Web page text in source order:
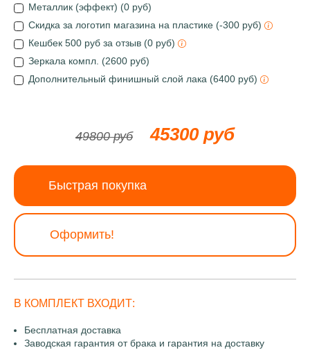
Металлик (эффект) (0 руб)
Скидка за логотип магазина на пластике (-300 руб)
Кешбек 500 руб за отзыв (0 руб)
Зеркала компл. (2600 руб)
Дополнительный финишный слой лака (6400 руб)
49800 руб 45300 руб
Быстрая покупка
Оформить!
В КОМПЛЕКТ ВХОДИТ:
Бесплатная доставка
Заводская гарантия от брака и гарантия на доставку